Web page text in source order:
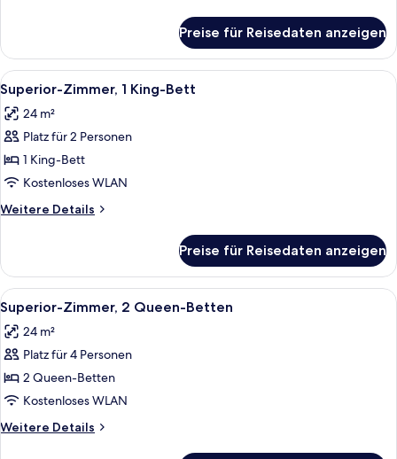
Zimmer,
2 Doppelbetten
Preise für Reisedaten anzeigen
Alle
Fotos
für
Superior-
Zimmer,
1 King-
Bett
anzeigen
Ein Hotelzimmer mit einem großen
4
Superior-Zimmer, 1 King-Bett
24 m²
Platz für 2 Personen
1 King-Bett
Kostenloses WLAN
Weitere Details
Weitere
Zimmer,
1 King-
Bett
Preise für Reisedaten anzeigen
Alle
Fotos
für
Superior-
Zimmer,
2 Queen-
Betten
anzeigen
Ein Hotelzimmer mit zwei Betten,
7
Superior-Zimmer, 2 Queen-Betten
24 m²
Platz für 4 Personen
2 Queen-Betten
Kostenloses WLAN
Weitere Details
Weitere